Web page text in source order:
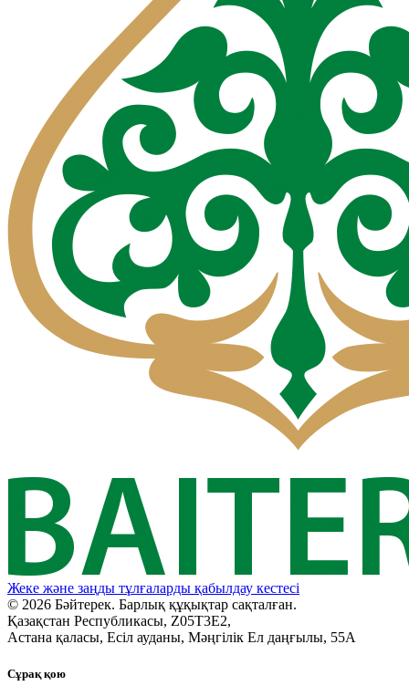
Жеке және заңды тұлғаларды қабылдау кестесі
© 2026 Бәйтерек. Барлық құқықтар сақталған.
Қазақстан Республикасы, Z05T3E2,
Астана қаласы, Есіл ауданы, Мәңгілік Ел даңғылы, 55А
Сұрақ қою